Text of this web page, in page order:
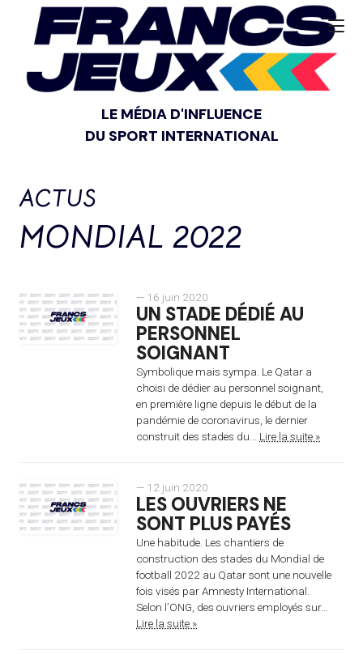
LE MÉDIA D'INFLUENCE
DU SPORT INTERNATIONAL
ACTUS
MONDIAL 2022
— 16 juin 2020
UN STADE DÉDIÉ AU
PERSONNEL
SOIGNANT
Symbolique mais sympa. Le Qatar a
choisi de dédier au personnel soignant,
en première ligne depuis le début de la
pandémie de coronavirus, le dernier
construit des stades du... Lire la suite »
— 12 juin 2020
LES OUVRIERS NE
SONT PLUS PAYÉS
Une habitude. Les chantiers de
construction des stades du Mondial de
football 2022 au Qatar sont une nouvelle
fois visés par Amnesty International.
Selon l’ONG, des ouvriers employés sur...
Lire la suite »